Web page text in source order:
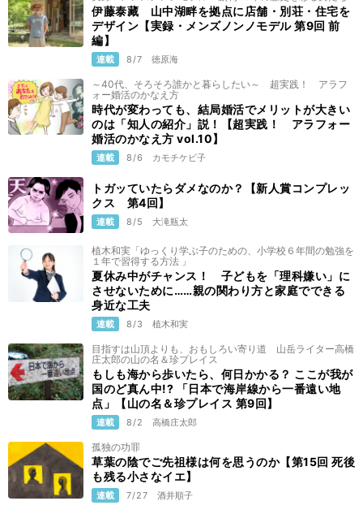
伊藤泰藏 山中湖畔を拠点に店舗・別荘・住宅を
デザイン【実録・メンズノンノモデル 第9回 前
編】
連載 8/7 徳原海
～40代、そろそろ誰かと暮らしたい～ 超実践！ アラフ
ォー婚活のかなえ方
時代が変わっても、結局婚活でメリットが大きい
のは「知人の紹介」説！【超実践！ アラフォー
婚活のかなえ方 vol.10】
連載 8/6 カモチケビ子
トガッていたらダメなのか？【新人賞コンプレッ
クス 第4回】
連載 8/5 大滝瓶太
植木和実「ゆっくり学ぶ子のための、小学校６年間の勉強を
１年で習得する方法 」
夏休み中がチャンス！ 子どもを「理科嫌い」に
させないために……親の関わり方と家庭でできる
身近な工夫
連載 8/3 植木和実
目指すは山頂よりも、おもしろい寄り道 山岳ライター高橋
庄太郎の山の名＆珍プレイス
もしも海から歩いたら、何日かかる？ ここが我が
国のど真ん中!? 「日本で海岸線から一番遠い地
点」【山の名＆珍プレイス 第9回】
連載 8/2 高橋庄太郎
孤独の功罪
草葉の陰でご先祖様は何を思うのか【第15回 死後
も残る小さなイエ】
連載 7/27 酒井順子